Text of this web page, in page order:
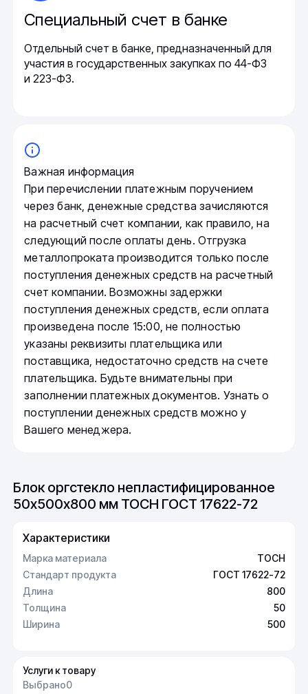
Специальный счет в банке
Отдельный счет в банке, предназначенный для
участия в государственных закупках по 44-ФЗ
и 223-ФЗ.
Важная информация
При перечислении платежным поручением
через банк, денежные средства зачисляются
на расчетный счет компании, как правило, на
следующий после оплаты день. Отгрузка
металлопроката производится только после
поступления денежных средств на расчетный
счет компании. Возможны задержки
поступления денежных средств, если оплата
произведена после 15:00, не полностью
указаны реквизиты плательщика или
поставщика, недостаточно средств на счете
плательщика. Будьте внимательны при
заполнении платежных документов. Узнать о
поступлении денежных средств можно у
Вашего менеджера.
Блок оргстекло непластифицированное
50х500х800 мм ТОСН ГОСТ 17622-72
Характеристики
Марка материала
ТОСН
Стандарт продукта
ГОСТ 17622-72
Длина
800
Толщина
50
Ширина
500
Услуги к товару
Выбрано0